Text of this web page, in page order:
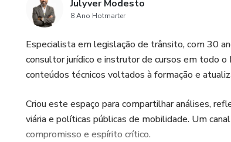
Julyver Modesto
8 Ano Hotmarter
Especialista em legislação de trânsito, com 30
consultor jurídico e instrutor de cursos em todo
conteúdos técnicos voltados à formação e
Criou este espaço para compartilhar análises,
viária e políticas públicas de mobilidade. Um
compromisso e espírito crítico.